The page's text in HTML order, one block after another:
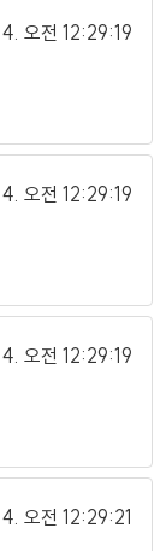
오전 12:29:19
오전 12:29:19
오전 12:29:19
오전 12:29:21